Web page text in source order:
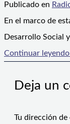
Publicado en
En el marco de
Desarrollo Social
Continuar leyendo
Deja un
Tu dirección